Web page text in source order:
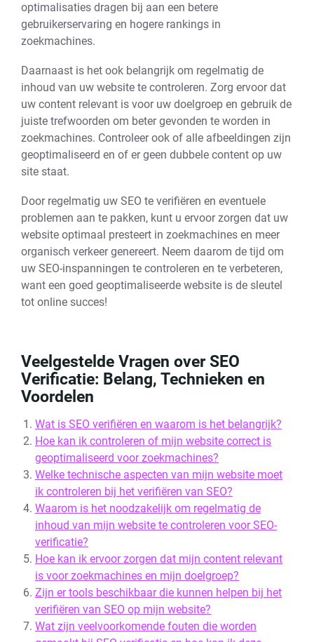
optimalisaties dragen bij aan een betere
gebruikerservaring en hogere rankings in
zoekmachines.
Daarnaast is het ook belangrijk om regelmatig de
inhoud van uw website te controleren. Zorg ervoor dat
uw content relevant is voor uw doelgroep en gebruik de
juiste trefwoorden om beter gevonden te worden in
zoekmachines. Controleer ook of alle afbeeldingen zijn
geoptimaliseerd en of er geen dubbele content op uw
site staat.
Door regelmatig uw SEO te verifiëren en eventuele
problemen aan te pakken, kunt u ervoor zorgen dat uw
website optimaal presteert in zoekmachines en meer
organisch verkeer genereert. Neem daarom de tijd om
uw SEO-inspanningen te controleren en te verbeteren,
want een goed geoptimaliseerde website is de sleutel
tot online succes!
Veelgestelde Vragen over SEO
Verificatie: Belang, Technieken en
Voordelen
Wat is SEO verifiëren en waarom is het belangrijk?
Hoe kan ik controleren of mijn website correct is
geoptimaliseerd voor zoekmachines?
Welke technische aspecten van mijn website moet
ik controleren bij het verifiëren van SEO?
Waarom is het noodzakelijk om regelmatig de
inhoud van mijn website te controleren voor SEO-
verificatie?
Hoe kan ik ervoor zorgen dat mijn content relevant
is voor zoekmachines en mijn doelgroep?
Zijn er tools beschikbaar die kunnen helpen bij het
verifiëren van SEO op mijn website?
Wat zijn veelvoorkomende fouten die worden